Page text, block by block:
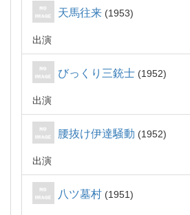
天馬往来 1953
出演
びっくり三銃士 1952
出演
腰抜け伊達騒動 1952
出演
八ツ墓村 1951